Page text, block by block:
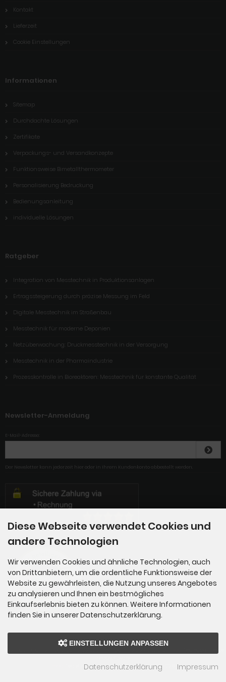
Kontakt
Lieferzeit
Cookie Einstellungen
Informationen
Sitemap
Durchdachte Lösungen
Zertifikate
Verpackungs- und Versandkonzepte
Funktionsweise Bimetallthermometer
Personalisierung Bedruckung
Bedienungsanleitung
individuelle Lösungen
Ratgeber
Integration von Messtechnik in Produktionsanlagen
Ertragssteigerung durch präzise Messung im Feld
Digitale Messtechnik im Straßenbau
Messtechnik für moderne Deponien
Netzüberwachung: Druckmesstechnik in der Versorgung
Messtechnik in der Pharmaindustrie
Prozesskontrolle in Bioreaktoren: Messtechnik für konstante Qualität
Newsletter-Anmeldung
E-Mail-Adresse:
Der Newsletter kann jederzeit hier oder in Ihrem Kundenkonto abbestellt werden.
ified eCommerce Shopsoftware © 2009-2026
Diese Webseite verwendet Cookies und
andere Technologien
Wir verwenden Cookies und ähnliche Technologien, auch
von Drittanbietern, um die ordentliche Funktionsweise der
Website zu gewährleisten, die Nutzung unseres Angebotes
zu analysieren und Ihnen ein bestmögliches
Einkaufserlebnis bieten zu können. Weitere Informationen
finden Sie in unserer Datenschutzerklärung.
EINSTELLUNGEN ANPASSEN
Datenschutzerklärung Impressum